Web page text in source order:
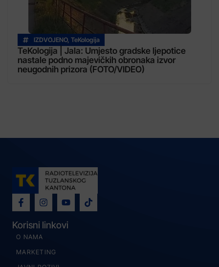
IZDVOJENO, TeKologija
TeKologija | Jala: Umjesto gradske ljepotice
nastale podno majevičkih obronaka izvor
neugodnih prizora (FOTO/VIDEO)
Korisni linkovi
O NAMA
MARKETING